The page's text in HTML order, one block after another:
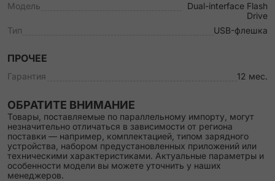
Модель
Dual-interface Flash
Drive
Тип
USB-флешка
ПРОЧЕЕ
Гарантия 12 мес.
ОБРАТИТЕ ВНИМАНИЕ
Товары, поставляемые по параллельному импорту, могут
незначительно отличаться в зависимости от региона
поставки — например, комплектацией, типом зарядного
устройства, набором предустановленных приложений или
техническими характеристиками. Актуальные параметры и
особенности модели вы можете уточнить у наших
менеджеров.